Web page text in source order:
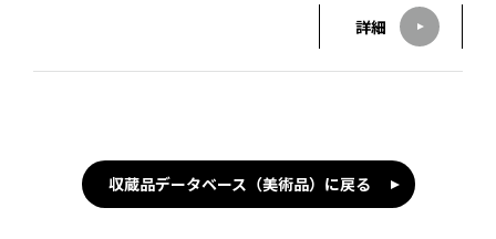
詳細
収蔵品データベース（美術品）に戻る